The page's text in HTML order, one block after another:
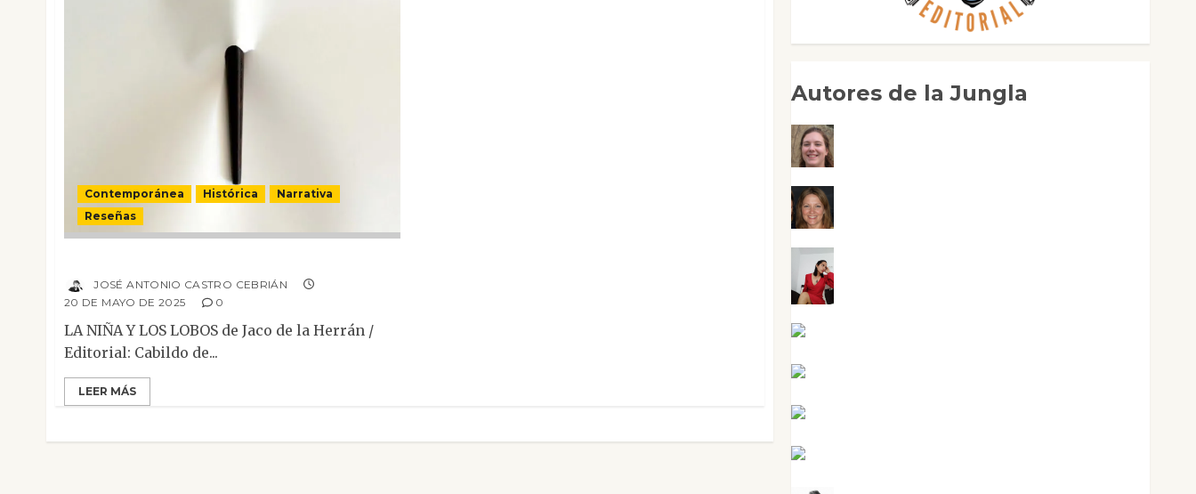
Contemporánea Histórica
Narrativa
Reseñas
JOSÉ ANTONIO CASTRO CEBRIÁN
20 DE MAYO DE 2025
0
LA NIÑA Y LOS LOBOS de Jaco de la Herrán /
Editorial: Cabildo de...
LEER MÁS
Autores de la Jungla